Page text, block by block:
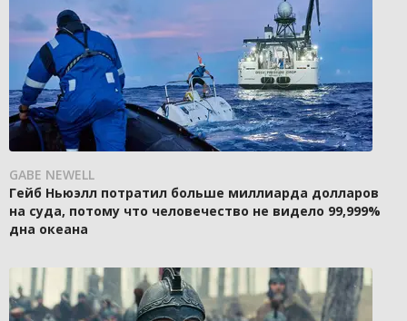
GABE NEWELL
Гейб Ньюэлл потратил больше миллиарда долларов
на суда, потому что человечество не видело 99,999%
дна океана